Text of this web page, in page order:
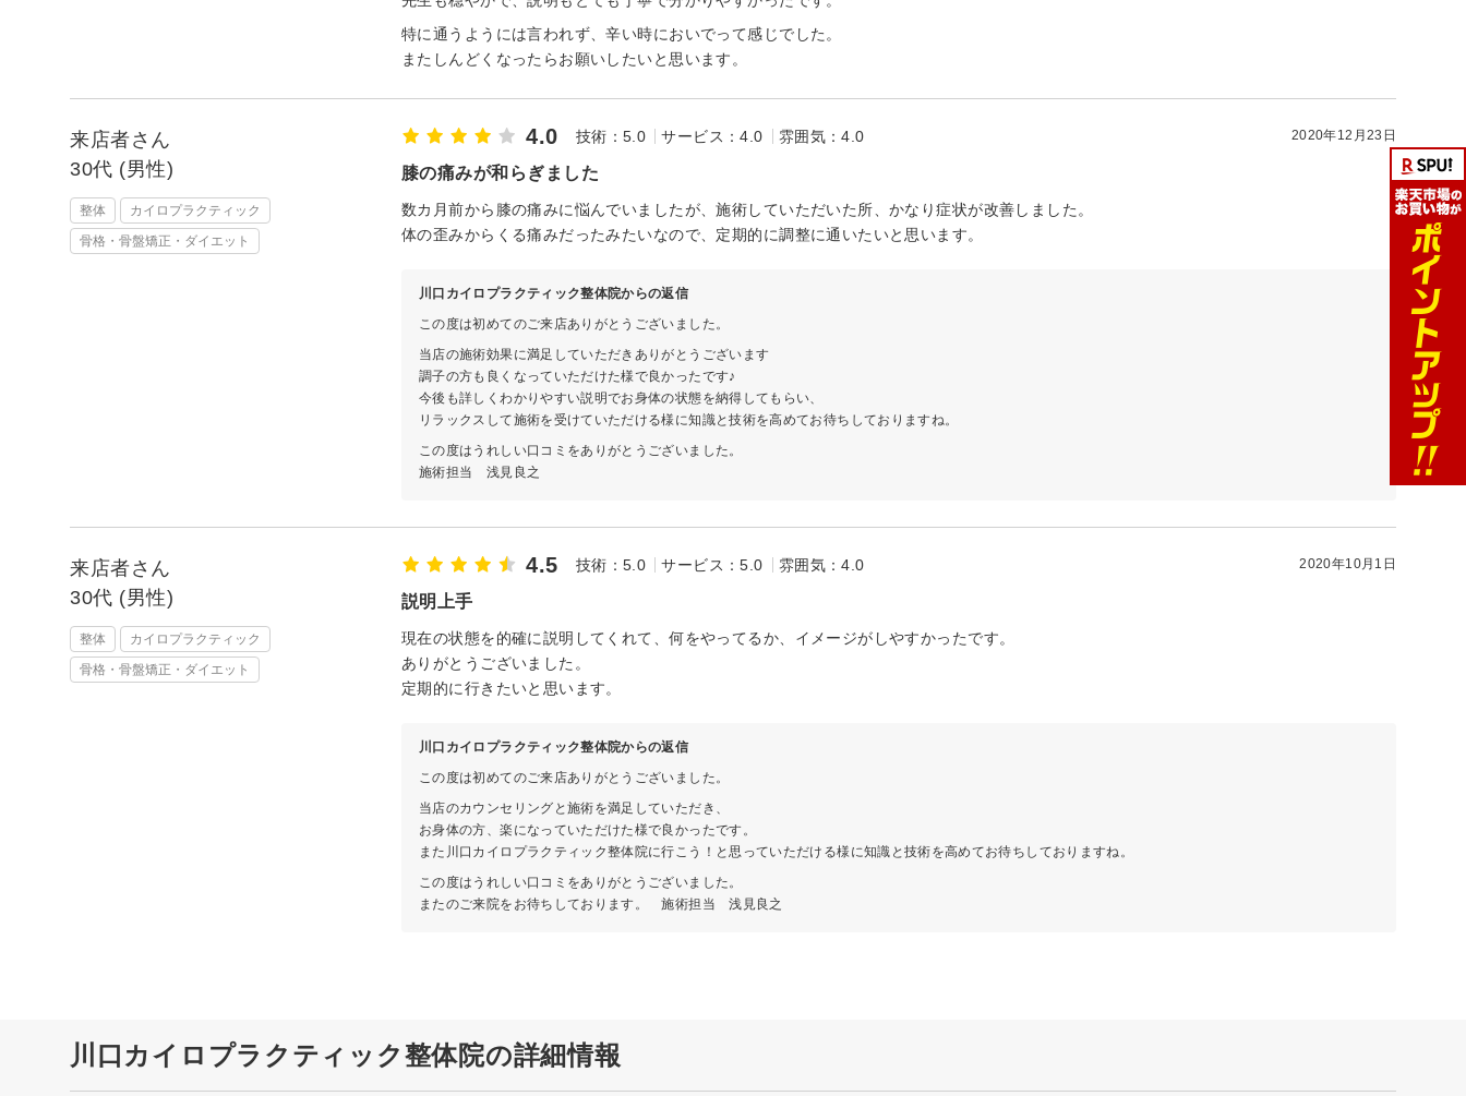
特に通うようには言われず、辛い時においでって感じでした。
またしんどくなったらお願いしたいと思います。
来店者さん
30代 (男性)
整体
カイロプラクティック
骨格・骨盤矯正・ダイエット
4.0 技術：5.0 サービス：4.0 雰囲気：4.0 2020年12月23日
膝の痛みが和らぎました
数カ月前から膝の痛みに悩んでいましたが、施術していただいた所、かなり症状が改善しました。
体の歪みからくる痛みだったみたいなので、定期的に調整に通いたいと思います。
川口カイロプラクティック整体院からの返信
この度は初めてのご来店ありがとうございました。
当店の施術効果に満足していただきありがとうございます
調子の方も良くなっていただけた様で良かったです♪
今後も詳しくわかりやすい説明でお身体の状態を納得してもらい、
リラックスして施術を受けていただける様に知識と技術を高めてお待ちしておりますね。
この度はうれしい口コミをありがとうございました。
施術担当 浅見良之
来店者さん
30代 (男性)
整体
カイロプラクティック
骨格・骨盤矯正・ダイエット
4.5 技術：5.0 サービス：5.0 雰囲気：4.0 2020年10月1日
説明上手
現在の状態を的確に説明してくれて、何をやってるか、イメージがしやすかったです。
ありがとうございました。
定期的に行きたいと思います。
川口カイロプラクティック整体院からの返信
この度は初めてのご来店ありがとうございました。
当店のカウンセリングと施術を満足していただき、
お身体の方、楽になっていただけた様で良かったです。
また川口カイロプラクティック整体院に行こう！と思っていただける様に知識と技術を高めてお待ちしておりますね。
この度はうれしい口コミをありがとうございました。
またのご来院をお待ちしております。 施術担当 浅見良之
川口カイロプラクティック整体院の詳細情報